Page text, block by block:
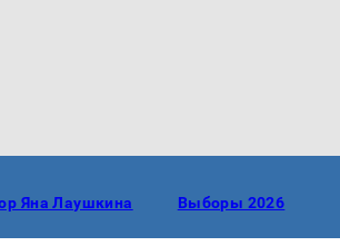
Яна Лаушкина Выборы 2026